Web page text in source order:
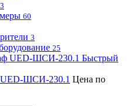
60
3
25
Быстрый
ШСИ-230.1 Цена по